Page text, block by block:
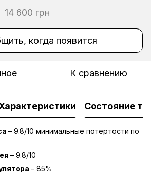
14 600 грн
когда появится
К сравнению
Состояние
– 9.8/10 минимальные потертости по
– 9.8/10
– 85%